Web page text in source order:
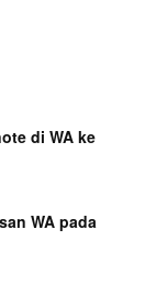
di WA ke
WA pada